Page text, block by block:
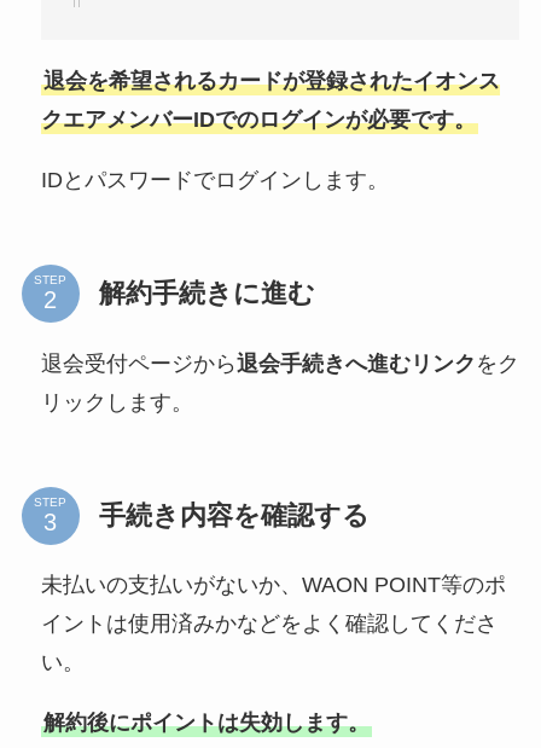
退会を希望されるカードが登録されたイオンス
クエアメンバーIDでのログインが必要です。
IDとパスワードでログインします。
STEP 解約手続きに進む
退会受付ページから退会手続きへ進むリンク をク
リックします。
STEP 手続き内容を確認する
未払いの支払いがないか、WAON POINT等のポ
イントは使用済みかなどをよく確認してくださ
い。
解約後にポイントは失効します。